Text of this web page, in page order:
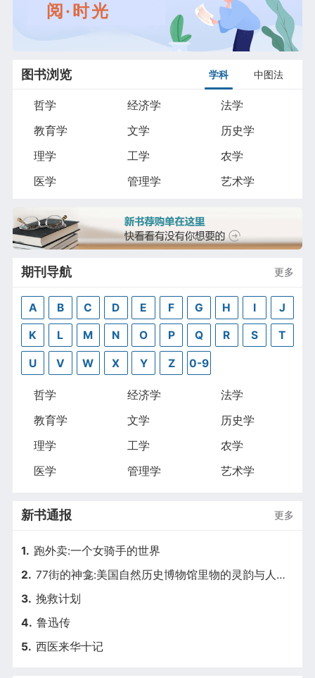
阅·时光
图书浏览 学科 中图法
哲学 经济学
法学
教育学
文学
历史学
理学
工学
农学
医学
管理学 艺术学
期刊导航 更多
A B C D E F G H I J
K L M N O P Q R S T
U V W X Y Z 0-9
哲学 经济学
法学
教育学
文学
历史学
理学
工学
农学
医学
管理学 艺术学
新书通报 更多
1. 跑外卖:一个女骑手的世界
2. 77街的神龛:美国自然历史博物馆里物的灵韵与人的故事
3. 挽救计划
4. 鲁迅传
5. 西医来华十记